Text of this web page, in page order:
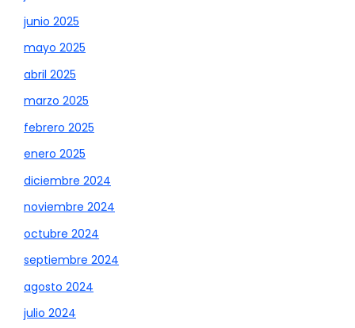
junio 2025
mayo 2025
abril 2025
marzo 2025
febrero 2025
enero 2025
diciembre 2024
noviembre 2024
octubre 2024
septiembre 2024
agosto 2024
julio 2024